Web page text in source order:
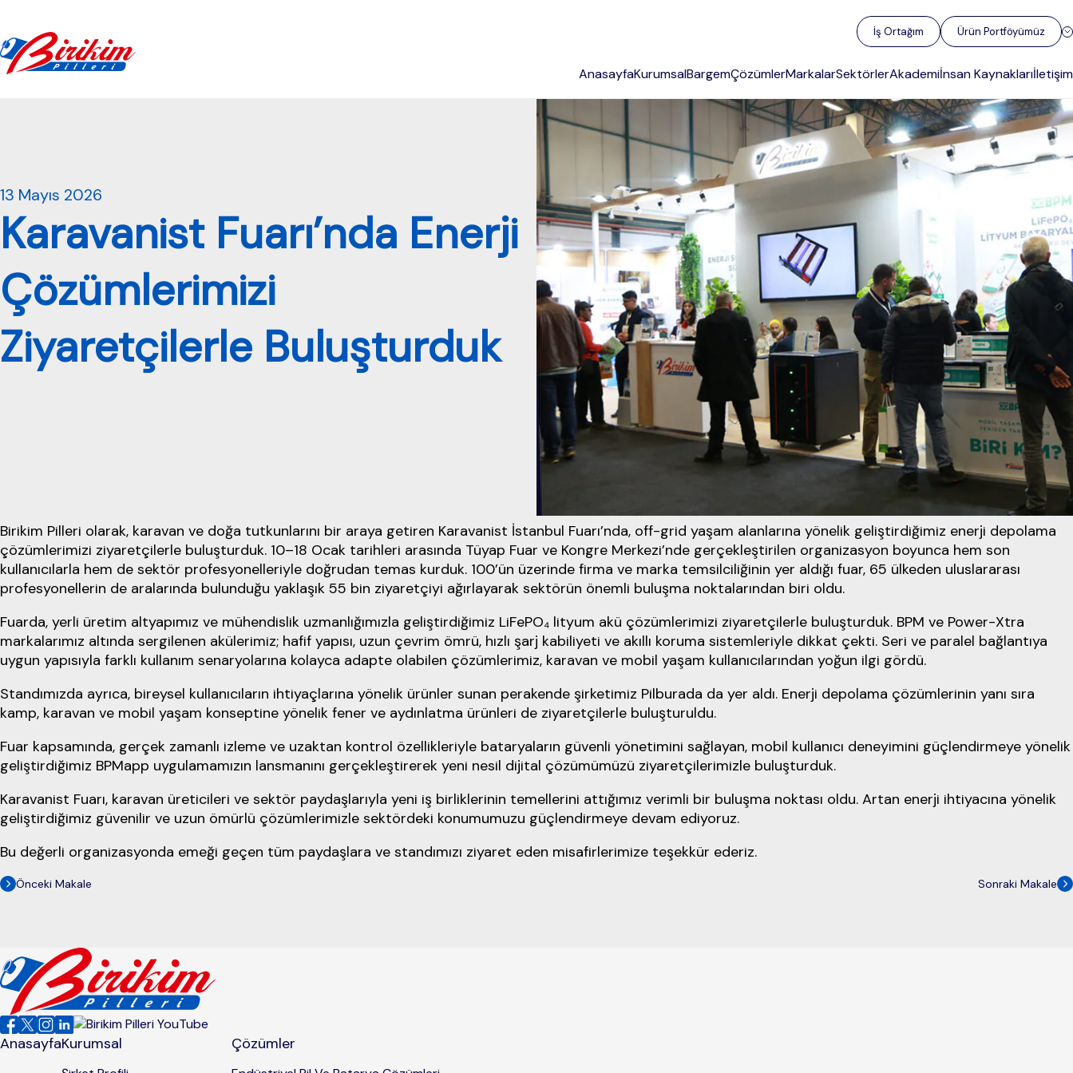
İş Ortağım Ürün Portföyümüz
AnasayfaKurumsalBargemÇözümlerMarkalarSektörlerAkademiİnsan Kaynaklarıİletişim
13 Mayıs 2026
Karavanist Fuarı’nda Enerji
Çözümlerimizi
Ziyaretçilerle Buluşturduk
Birikim Pilleri olarak, karavan ve doğa tutkunlarını bir araya getiren Karavanist İstanbul Fuarı’nda, off-grid yaşam alanlarına yönelik geliştirdiğimiz enerji depolama
çözümlerimizi ziyaretçilerle buluşturduk. 10–18 Ocak tarihleri arasında Tüyap Fuar ve Kongre Merkezi’nde gerçekleştirilen organizasyon boyunca hem son
kullanıcılarla hem de sektör profesyonelleriyle doğrudan temas kurduk. 100’ün üzerinde firma ve marka temsilciliğinin yer aldığı fuar, 65 ülkeden uluslararası
profesyonellerin de aralarında bulunduğu yaklaşık 55 bin ziyaretçiyi ağırlayarak sektörün önemli buluşma noktalarından biri oldu.
Fuarda, yerli üretim altyapımız ve mühendislik uzmanlığımızla geliştirdiğimiz LiFePO₄ lityum akü çözümlerimizi ziyaretçilerle buluşturduk. BPM ve Power-Xtra
markalarımız altında sergilenen akülerimiz; hafif yapısı, uzun çevrim ömrü, hızlı şarj kabiliyeti ve akıllı koruma sistemleriyle dikkat çekti. Seri ve paralel bağlantıya
uygun yapısıyla farklı kullanım senaryolarına kolayca adapte olabilen çözümlerimiz, karavan ve mobil yaşam kullanıcılarından yoğun ilgi gördü.
Standımızda ayrıca, bireysel kullanıcıların ihtiyaçlarına yönelik ürünler sunan perakende şirketimiz Pilburada da yer aldı. Enerji depolama çözümlerinin yanı sıra
kamp, karavan ve mobil yaşam konseptine yönelik fener ve aydınlatma ürünleri de ziyaretçilerle buluşturuldu.
Fuar kapsamında, gerçek zamanlı izleme ve uzaktan kontrol özellikleriyle bataryaların güvenli yönetimini sağlayan, mobil kullanıcı deneyimini güçlendirmeye yönelik
geliştirdiğimiz BPMapp uygulamamızın lansmanını gerçekleştirerek yeni nesil dijital çözümümüzü ziyaretçilerimizle buluşturduk.
Karavanist Fuarı, karavan üreticileri ve sektör paydaşlarıyla yeni iş birliklerinin temellerini attığımız verimli bir buluşma noktası oldu. Artan enerji ihtiyacına yönelik
geliştirdiğimiz güvenilir ve uzun ömürlü çözümlerimizle sektördeki konumumuzu güçlendirmeye devam ediyoruz.
Bu değerli organizasyonda emeği geçen tüm paydaşlara ve standımızı ziyaret eden misafirlerimize teşekkür ederiz.
Önceki Makale Sonraki Makale
AnasayfaKurumsal Çözümler